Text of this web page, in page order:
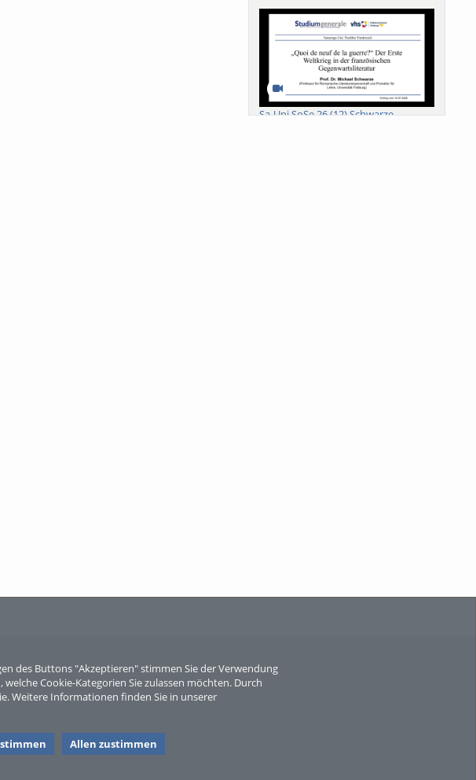
des Buttons "Akzeptieren" stimmen Sie der Verwendung
Cookie-Kategorien Sie zulassen möchten. Durch
Weitere Informationen finden Sie in unserer
Allen zustimmen
Sa-Uni SoSe 26 (12) Schwarze
Sperber